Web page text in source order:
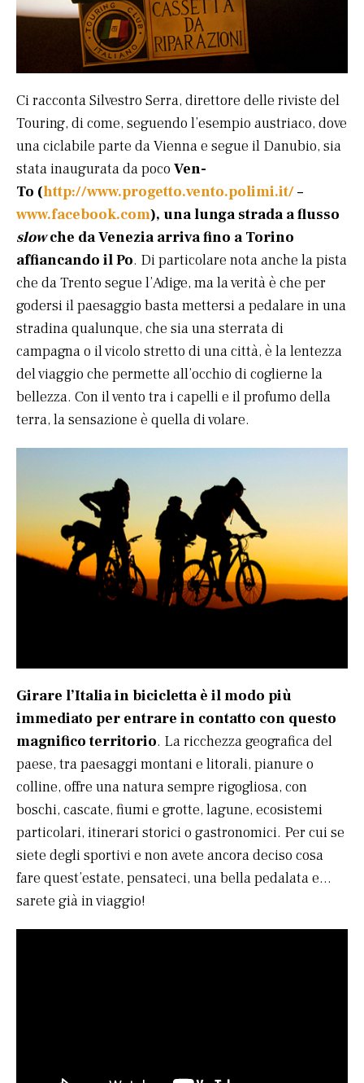
Ci racconta Silvestro Serra, direttore delle riviste del
Touring, di come, seguendo l’esempio austriaco, dove
una ciclabile parte da Vienna e segue il Danubio, sia
stata inaugurata da poco Ven-
To (http://www.progetto.vento.polimi.it/–
www.facebook.com), una lunga strada a flusso
slowche da Venezia arriva fino a Torino
affiancando il Po. Di particolare nota anche la pista
che da Trento segue l’Adige, ma la verità è che per
godersi il paesaggio basta mettersi a pedalare in una
stradina qualunque, che sia una sterrata di
campagna o il vicolo stretto di una città, è la lentezza
del viaggio che permette all’occhio di coglierne la
bellezza. Con il vento tra i capelli e il profumo della
terra, la sensazione è quella di volare.
Girare l’Italia in bicicletta è il modo più
immediato per entrare in contatto con questo
magnifico territorio. La ricchezza geografica del
paese, tra paesaggi montani e litorali, pianure o
colline, offre una natura sempre rigogliosa, con
boschi, cascate, fiumi e grotte, lagune, ecosistemi
particolari, itinerari storici o gastronomici. Per cui se
siete degli sportivi e non avete ancora deciso cosa
fare quest’estate, pensateci, una bella pedalata e…
sarete già in viaggio!